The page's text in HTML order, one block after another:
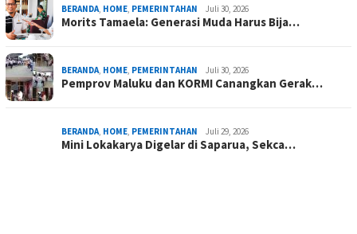
BERANDA HOME PEMERINTAHAN Juli 30, 2026
Morits Tamaela: Generasi Muda Harus Bija…
BERANDA HOME PEMERINTAHAN Juli 30, 2026
Pemprov Maluku dan KORMI Canangkan Gerak…
BERANDA HOME PEMERINTAHAN Juli 29, 2026
Mini Lokakarya Digelar di Saparua, Sekca…